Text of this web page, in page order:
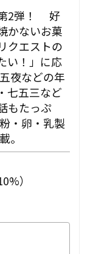
第2弾！ 好
かないお菓
クエストの
い！」に応
夜などの年
七五三など
もたっぷ
・卵・乳製
。
）